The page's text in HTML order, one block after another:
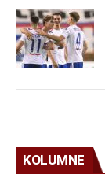
KOLUMNE